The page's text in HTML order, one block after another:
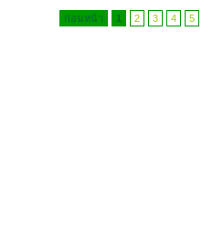
ก่อนหน้า 1 2 3 4 5